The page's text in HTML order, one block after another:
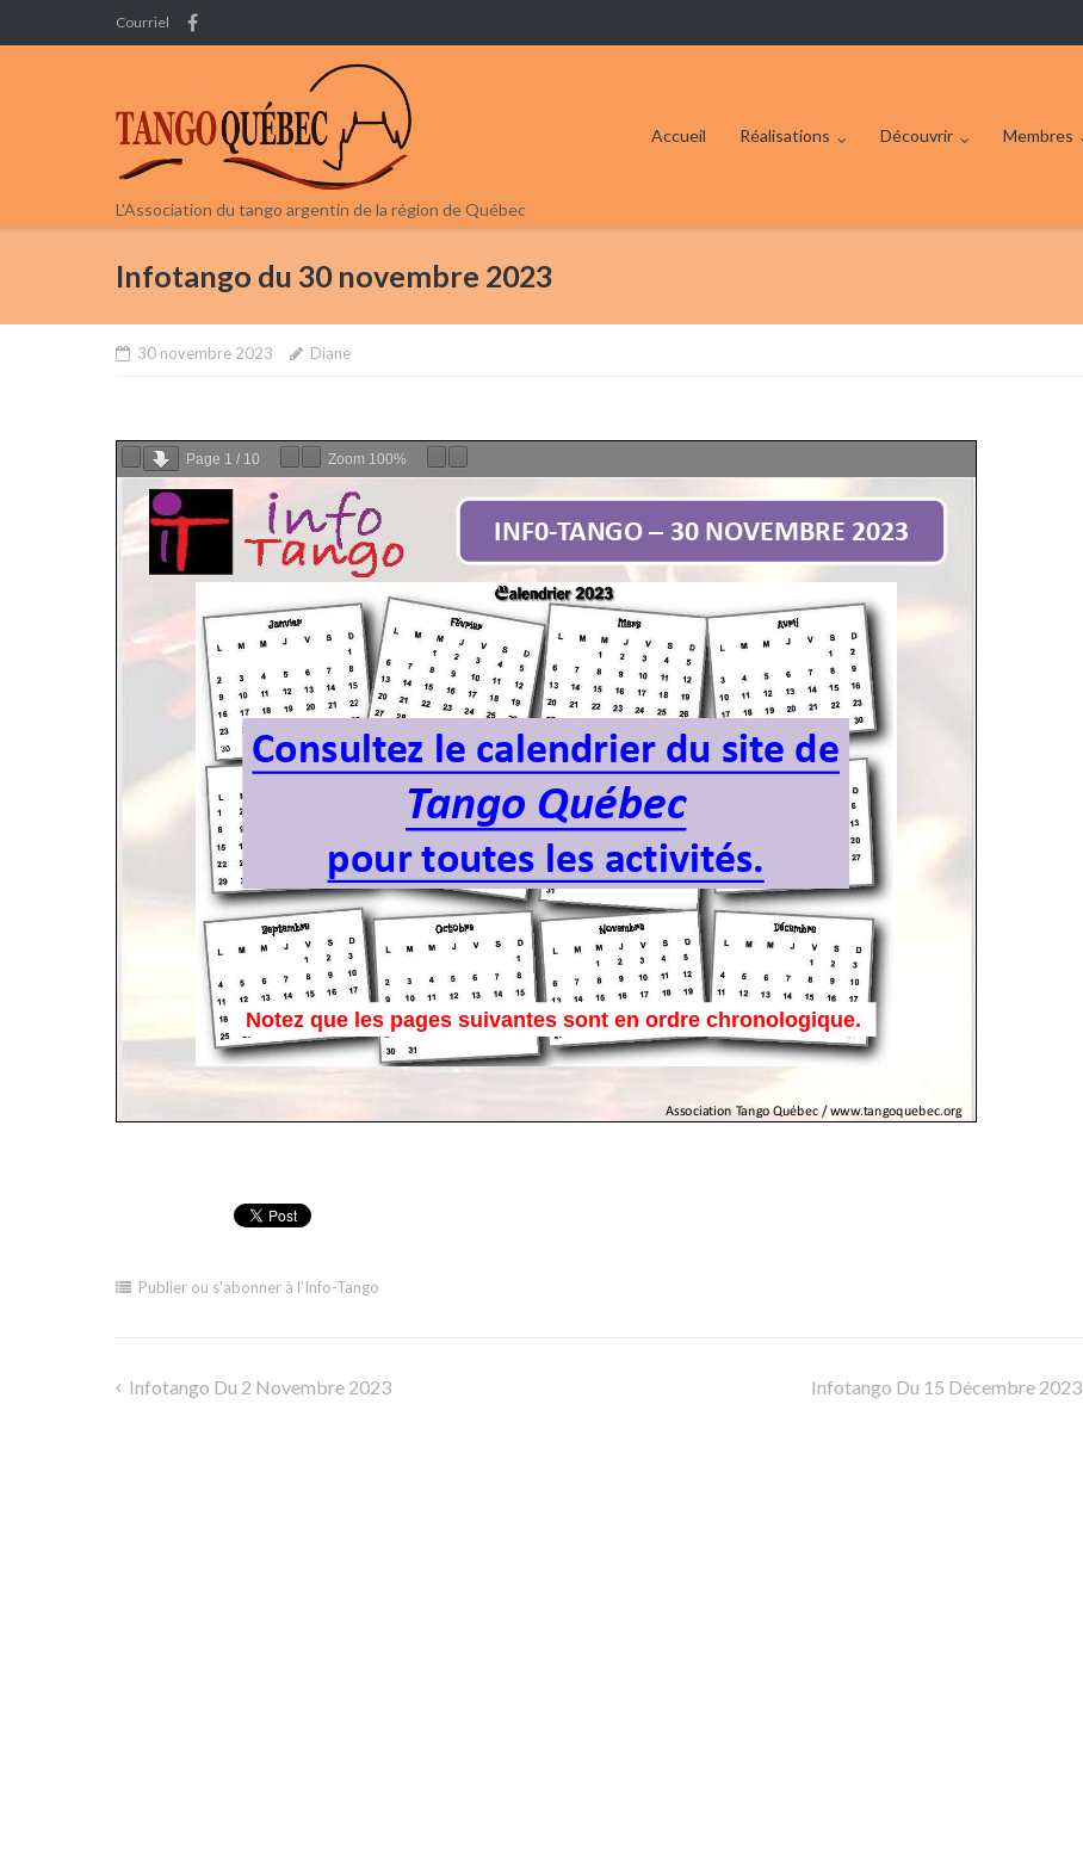
to
Courriel
L'Association du tango argentin de la région de Québec
Accueil Réalisations Découvrir Membres
Infotango du 30 novembre 2023
30 novembre 2023 Diane
Page 1 / 10 Zoom 100%
Publier ou s'abonner à l'Info-Tango
Navigation
Infotango Du 2 Novembre 2023 Infotango Du 15 Décembre 2023